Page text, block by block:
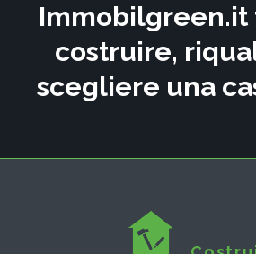
Immobilgreen.it
costruire,
scegliere una